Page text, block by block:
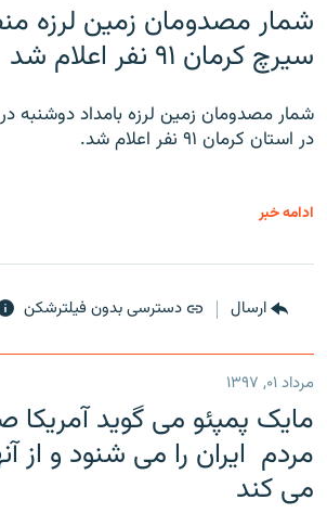
شمار مصدومان زمین لرزه
سیرچ کرمان ۹۱ نفر اعلام شد
شمار مصدومان زمین لرزه بامداد دوشنبه
در استان کرمان ۹۱ نفر اعلام شد.
ادامه خبر
ارسال دسترسی بدون فیلترشکن
مرداد ۰۱, ۱۳۹۷
مایک پمپئو می گوید آمریکا
مردم ایران را می شنود و از
می کند